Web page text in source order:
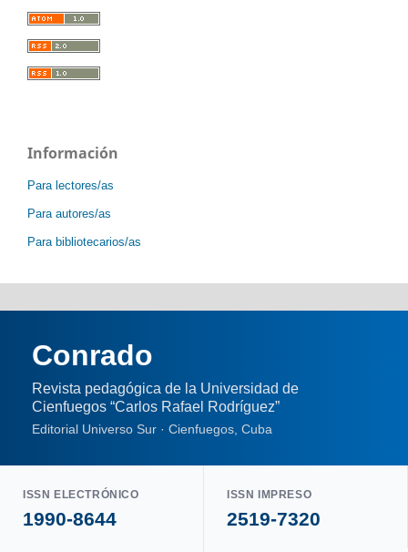
Información
Para lectores/as
Para autores/as
Para bibliotecarios/as
Conrado
Revista pedagógica de la Universidad de
Cienfuegos “Carlos Rafael Rodríguez”
Editorial Universo Sur · Cienfuegos, Cuba
ISSN ELECTRÓNICO
1990-8644
ISSN IMPRESO
2519-7320